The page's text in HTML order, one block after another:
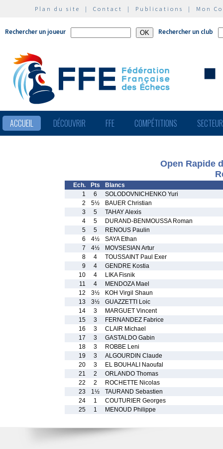
Plan du site | Contact | Publications | Mon
Rechercher un joueur Rechercher un club
ACCUEIL DÉCOUVRIR FFE COMPÉTITIONS
Open Rapide
Ech. Pts
Blancs
1
6
SOLODOVNICHENKO Yuri
2
5½
BAUER Christian
3
5
TAHAY Alexis
4
5
DURAND-BENMOUSSA Roman
5
5
RENOUS Paulin
6
4½
SAYA Ethan
7
4½
MOVSESIAN Artur
8
4
TOUSSAINT Paul Exer
9
4
GENDRE Kostia
10
4
LIKA Fisnik
11
4
MENDOZA Mael
12
3½
KOH Virgil Shaun
13
3½
GUAZZETTI Loic
14
3
MARGUET Vincent
15
3
FERNANDEZ Fabrice
16
3
CLAIR Michael
17
3
GASTALDO Gabin
18
3
ROBBE Leni
19
3
ALGOURDIN Claude
20
3
EL BOUHALI Naoufal
21
2
ORLANDO Thomas
22
2
ROCHETTE Nicolas
23
1½
TAURAND Sebastien
24
1
COUTURIER Georges
25
1 MENOUD Philippe